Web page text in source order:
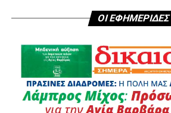
ΟΙ ΕΦΗΜΕΡΙΔΕΣ